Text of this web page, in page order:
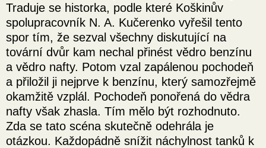
Traduje se historka, podle které Koškinův
spolupracovník N. A. Kučerenko vyřešil tento
spor tím, že sezval všechny diskutující na
tovární dvůr kam nechal přinést vědro benzínu
a vědro nafty. Potom vzal zapálenou pochodeň
a přiložil ji nejprve k benzínu, který samozřejmě
okamžitě vzplál. Pochodeň ponořená do vědra
nafty však zhasla. Tím mělo být rozhodnuto.
Zda se tato scéna skutečně odehrála je
otázkou. Každopádně snížit náchylnost tanků k